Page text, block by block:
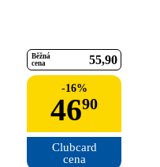
Běžná
cena
55 90
-16%
4690
Clubcard
cena